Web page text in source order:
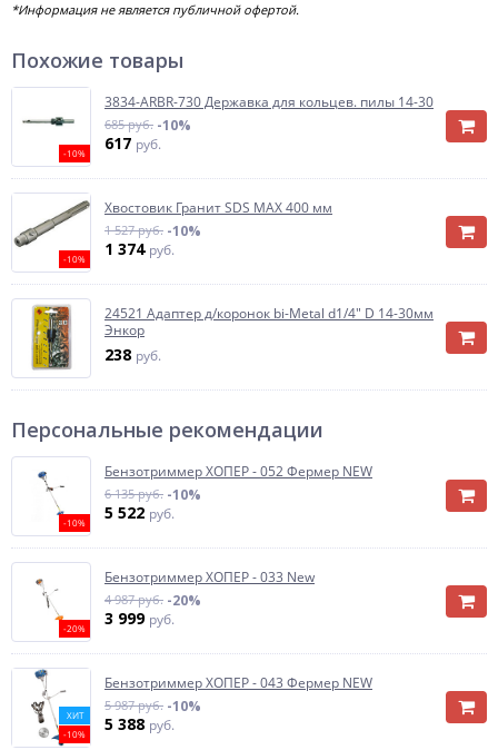
*Информация не является публичной офертой.
Похожие товары
-10%
3834-ARBR-730 Державка для кольцев. пилы 14-30
685 руб. -10%
617 руб.
-10%
Хвостовик Гранит SDS MAX 400 мм
1 527 руб. -10%
1 374 руб.
24521 Адаптер д/коронок bi-Metal d1/4" D 14-30мм
Энкор
238 руб.
Персональные рекомендации
-10%
Бензотриммер ХОПЕР - 052 Фермер NEW
6 135 руб. -10%
5 522 руб.
-20%
Бензотриммер ХОПЕР - 033 New
4 987 руб. -20%
3 999 руб.
ХИТ
-10%
Бензотриммер ХОПЕР - 043 Фермер NEW
5 987 руб. -10%
5 388 руб.